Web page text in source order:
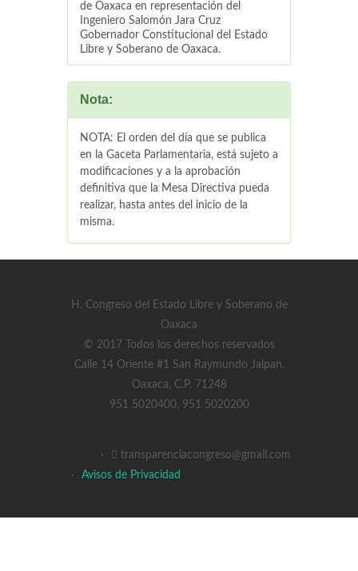
de Oaxaca en representación del
Ingeniero Salomón Jara Cruz
Gobernador Constitucional del Estado
Libre y Soberano de Oaxaca.
Nota:
NOTA: El orden del día que se publica
en la Gaceta Parlamentaria, está sujeto a
modificaciones y a la aprobación
definitiva que la Mesa Directiva pueda
realizar, hasta antes del inicio de la
misma.
H. Congreso del Estado Libre y Soberano de
Oaxaca
© 2017 Todos los derechos reservados
Calle 14 Oriente #1 San Raymundo Jalpan,
Oaxaca, C.P. 71248
951 5020400, 951 5020200
·
transparenciacongreso@gmail.com
·
Avisos de Privacidad